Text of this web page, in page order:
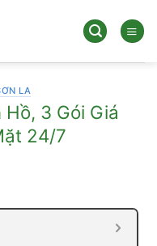
LA
Hồ, 3 Gói Giá
24/7